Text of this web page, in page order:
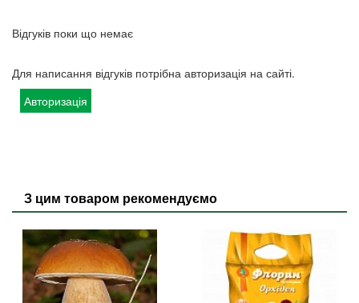
Відгуків поки що немає
Для написання відгуків потрібна авторизація на сайті.
Авторизація
З цим товаром рекомендуємо